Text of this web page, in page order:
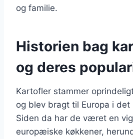
og familie.
Historien bag
og deres
Kartofler stammer
og blev bragt til Europa i det
Siden da har de været en
europæiske køkkener,